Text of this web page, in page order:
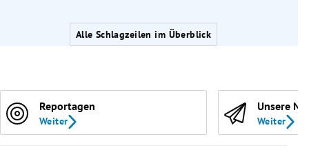
Alle Schlagzeilen im Überblick
Reportagen
Weiter
Unsere
Weiter